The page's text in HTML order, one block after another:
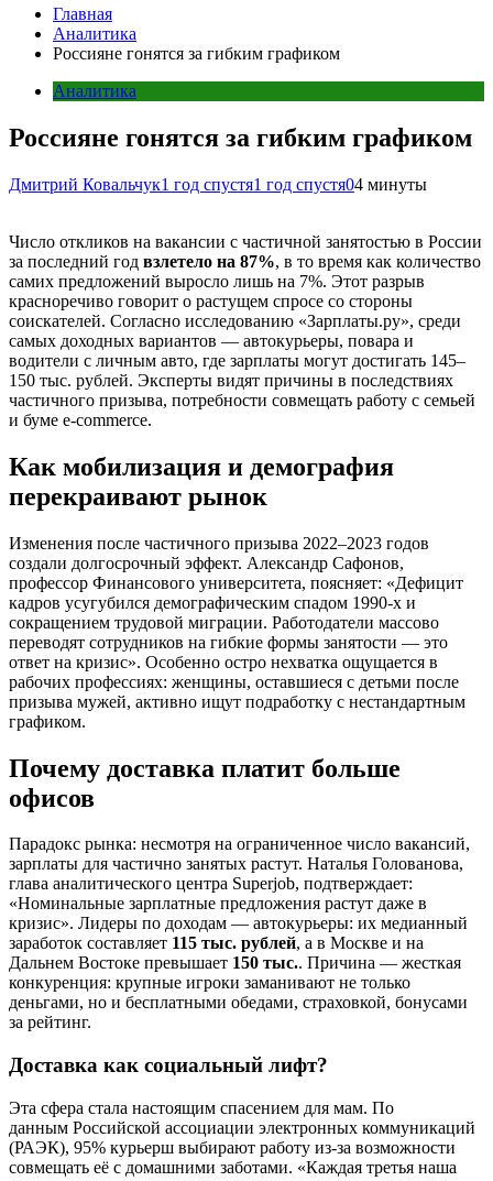
Главная
Аналитика
Россияне гонятся за гибким графиком
Аналитика
Россияне гонятся за гибким графиком
Дмитрий Ковальчук1 год спустя1 год спустя04 минуты
Число откликов на вакансии с частичной занятостью в России
за последний год взлетело на 87%, в то время как количество
самих предложений выросло лишь на 7%. Этот разрыв
красноречиво говорит о растущем спросе со стороны
соискателей. Согласно исследованию «Зарплаты.ру», среди
самых доходных вариантов — автокурьеры, повара и
водители с личным авто, где зарплаты могут достигать 145–
150 тыс. рублей. Эксперты видят причины в последствиях
частичного призыва, потребности совмещать работу с семьей
и буме e-commerce.
Как мобилизация и демография
перекраивают рынок
Изменения после частичного призыва 2022–2023 годов
создали долгосрочный эффект. Александр Сафонов,
профессор Финансового университета, поясняет: «Дефицит
кадров усугубился демографическим спадом 1990-х и
сокращением трудовой миграции. Работодатели массово
переводят сотрудников на гибкие формы занятости — это
ответ на кризис». Особенно остро нехватка ощущается в
рабочих профессиях: женщины, оставшиеся с детьми после
призыва мужей, активно ищут подработку с нестандартным
графиком.
Почему доставка платит больше
офисов
Парадокс рынка: несмотря на ограниченное число вакансий,
зарплаты для частично занятых растут. Наталья Голованова,
глава аналитического центра Superjob, подтверждает:
«Номинальные зарплатные предложения растут даже в
кризис». Лидеры по доходам — автокурьеры: их медианный
заработок составляет 115 тыс. рублей, а в Москве и на
Дальнем Востоке превышает 150 тыс.. Причина — жесткая
конкуренция: крупные игроки заманивают не только
деньгами, но и бесплатными обедами, страховкой, бонусами
за рейтинг.
Доставка как социальный лифт?
Эта сфера стала настоящим спасением для мам. По
данным Российской ассоциации электронных коммуникаций
(РАЭК), 95% курьерш выбирают работу из-за возможности
совмещать её с домашними заботами. «Каждая третья наша